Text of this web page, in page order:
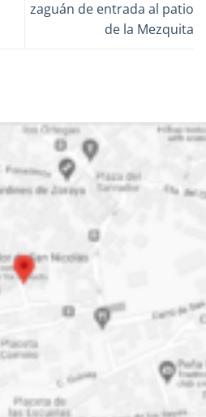
zaguán de entrada al patio
de la Mezquita